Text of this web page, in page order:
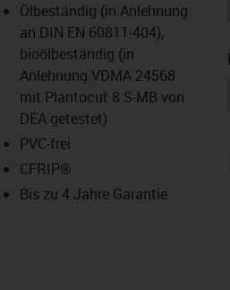
Ölbeständig (in Anlehnung
an DIN EN 60811-404),
bioölbeständig (in
Anlehnung VDMA 24568
mit Plantocut 8 S-MB von
DEA getestet)
PVC-frei
CFRIP®
Bis zu 4 Jahre Garantie